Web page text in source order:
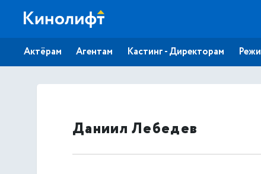
Актёрам Агентам Кастинг - Директорам
Даниил Лебедев